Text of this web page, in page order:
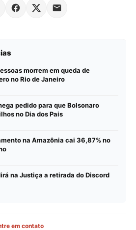
morrem em queda de
no Rio de Janeiro
pedido para que Bolsonaro
no Dia dos Pais
na Amazônia cai 36,87% no
na Justiça a retirada do Discord
em contato